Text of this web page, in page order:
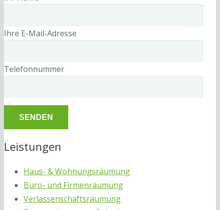
Ihre E-Mail-Adresse
Telefonnummer
Leistungen
Haus- & Wohnungsräumung
Büro- und Firmenräumung
Verlassenschaftsräumung